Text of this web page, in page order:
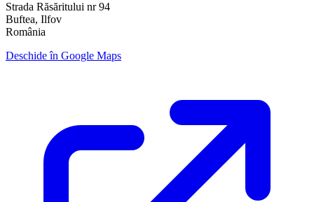
Strada Răsăritului nr 94
Buftea, Ilfov
România
Deschide în Google Maps